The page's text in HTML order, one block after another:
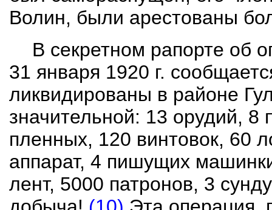
Волин, были арестованы
В секретном рапорте об
31 января 1920 г.
ликвидированы в районе
значительной: 13 орудий, 8
пленных, 120 винтовок, 60
аппарат, 4 пишущих
лент, 5000 патронов, 3